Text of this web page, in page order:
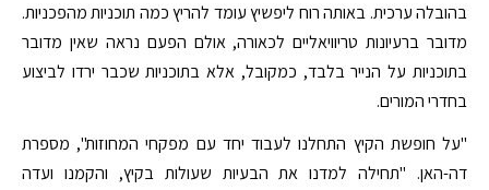
בהובלה ערכית. באותה רוח ליפשיץ עומד להריץ כמה תוכניות מהפכניות.
מדובר ברעיונות טריוויאליים לכאורה, אולם הפעם נראה שאין מדובר
בתוכניות על הנייר בלבד, כמקובל, אלא בתוכניות שכבר ירדו לביצוע
בחדרי המורים.
"על חופשת הקיץ התחלנו לעבוד יחד עם מפקחי המחוזות", מספרת
דה-האן. "תחילה למדנו את הבעיות שעולות בקיץ, והקמנו ועדה